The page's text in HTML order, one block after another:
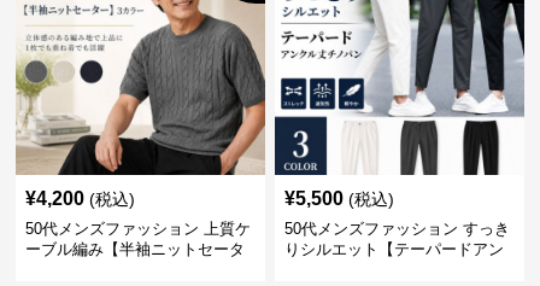
¥4,200 (税込)
50代メンズファッション 上質ケ
ーブル編み【半袖ニットセータ
¥5,500 (税込)
50代メンズファッション すっき
りシルエット【テーパードアン